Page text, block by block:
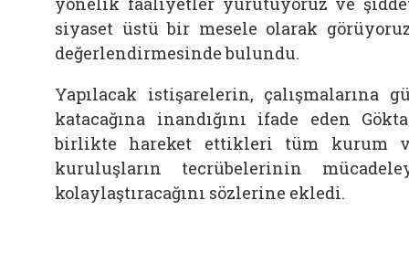
siyaset üstü bir mesele olarak
değerlendirmesinde bulundu.
Yapılacak istişarelerin, çalışmalarına
katacağına inandığını ifade eden
birlikte hareket ettikleri tüm kurum
kuruluşların tecrübelerinin
kolaylaştıracağını sözlerine ekledi.